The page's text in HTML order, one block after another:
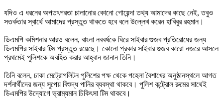
যদিও এ ধরনের অপতৎপরতা চালানোর কোনো গোয়েন্দা তথ্য আমাদের কাছে নেই, তবুও
সতর্কতার স্বার্থে আমাদের প্রস্তুত থাকতে হবে বলে উল্লেখ করেন হাবিবুর রহমান।
ডিএমপি কমিশনার আরও বলেন, বাংলা নববর্ষকে ঘিরে সাইবার গুজব প্রতিরোধের জন্য
ডিএমপির সাইবার টিম প্রস্তুত রয়েছে। কোনো প্রকার সাইবার গুজব কারো নজরে আসলে
প্রথমেই পুলিশকে অবহিত করার আহ্বান জানান তিনি।
তিনি বলেন, ঢাকা মেট্রোপলিটন পুলিশের পক্ষ থেকে পহেলা বৈশাখের অনুষ্ঠানস্থলে আগত
দর্শনার্থীদের জন্য সুপেয় বিশুদ্ধ পানির ব্যবস্থা থাকবে। পুলিশ কন্ট্রোল রুমের সাথেই
ডিএমপির উদ্যোগে ভ্রাম্যমান চিকিৎসা টিম থাকবে।